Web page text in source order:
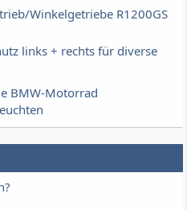
Winkelgetriebe R1200GS
links + rechts für diverse
BMW-Motorrad